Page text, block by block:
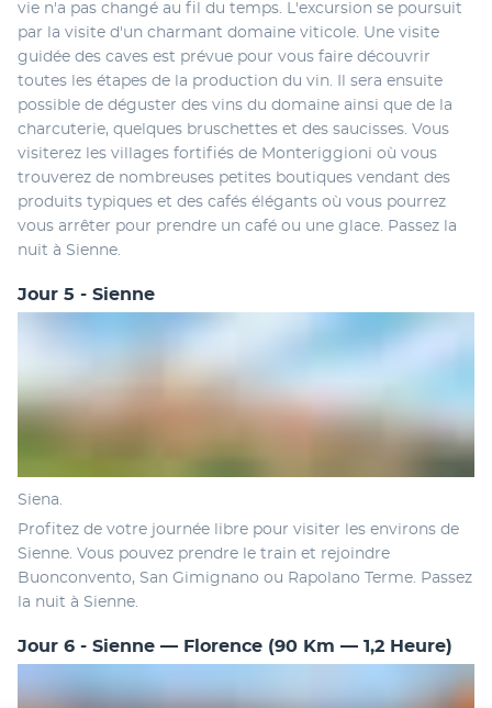
vie n'a pas changé au fil du temps. L'excursion se poursuit
par la visite d'un charmant domaine viticole. Une visite
guidée des caves est prévue pour vous faire découvrir
toutes les étapes de la production du vin. Il sera ensuite
possible de déguster des vins du domaine ainsi que de la
charcuterie, quelques bruschettes et des saucisses. Vous
visiterez les villages fortifiés de Monteriggioni où vous
trouverez de nombreuses petites boutiques vendant des
produits typiques et des cafés élégants où vous pourrez
vous arrêter pour prendre un café ou une glace. Passez la
nuit à Sienne.
Jour 5 - Sienne
Siena.
Profitez de votre journée libre pour visiter les environs de
Sienne. Vous pouvez prendre le train et rejoindre
Buonconvento, San Gimignano ou Rapolano Terme. Passez
la nuit à Sienne.
Jour 6 - Sienne — Florence (90 Km — 1,2 Heure)